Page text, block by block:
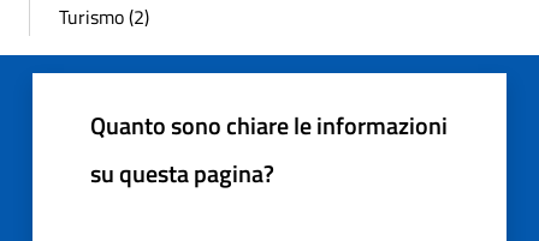
Turismo (2)
Quanto sono chiare le informazioni
su questa pagina?